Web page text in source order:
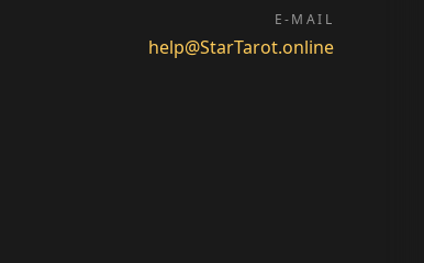
E-MAIL
help@StarTarot.online